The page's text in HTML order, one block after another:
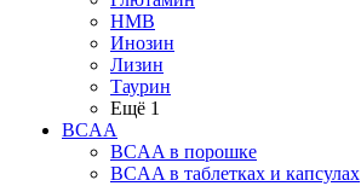
HMB
Инозин
Лизин
Таурин
Ещё 1
BCAA
BCAA в порошке
BCAA в таблетках и капсулах